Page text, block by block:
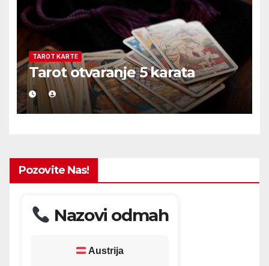
TAROT KARTE
Tarot otvaranje 5 karata
Pozovite Nas!
Nazovi odmah
Austrija